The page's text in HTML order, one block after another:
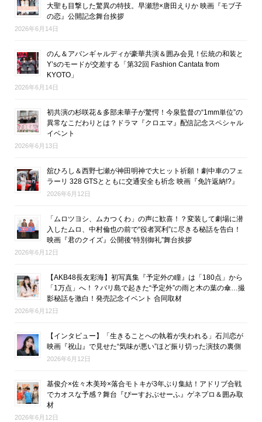
大聖も目撃した驚異の特技。早瀬憩×唐田えりか 映画『モブ子
の恋』公開記念舞台挨拶
2026年6月14日
のん＆アバンギャルディが豪華共演＆囲み会見！伝統の和装と
Y’sのモードが交差する「第32回 Fashion Cantata from
KYOTO」
2026年6月14日
初共演の杉咲花＆多部未華子が驚愕！今泉監督の“1mm単位”の
異常なこだわりとは？ドラマ『クロエマ』配信記念スペシャル
イベント
2026年6月13日
舘ひろし＆西野七瀬が神田明神で大ヒット祈願！劇中車のフェ
ラーリ 328 GTSとともに交通安全も祈念 映画『免許返納!?』
2026年6月12日
「ムロツヨシ、ムカつくわ」の声に歓喜！？変装して劇場に潜
入したムロ、中村倫也の前で“役者冥利”に尽きる秘話を告白！
映画『君のクイズ』公開後“特別御礼”舞台挨拶
2026年6月12日
【AKB48長友彩海】初写真集『予定外の瞳』は「180点」から
「1万点」へ！？バリ島で起きた“予定外”の雨と木の葉の傘…撮
影秘話を激白！発売記念イベント 合同取材
2026年6月12日
【インタビュー】「生きることへの執着が失われる」石川恋が
映画『祝山』で見せた“気味が悪い”ほど振り切った演技の裏側
2026年6月12日
基俊介×佐々木美玲×落合モトキが3年ぶり集結！アドリブ合戦
でカオスな予感？舞台『ぴーすおぶせーふ』ゲネプロ＆囲み取
材
2026年6月12日